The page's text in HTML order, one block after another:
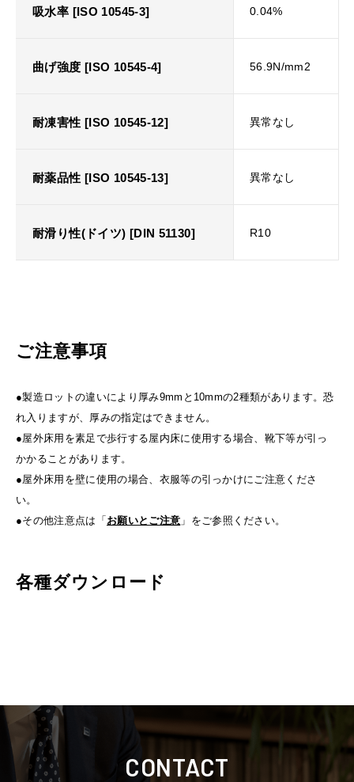
吸水率 [ISO 10545-3] 0.04%
曲げ強度 [ISO 10545-4] 56.9N/mm2
耐凍害性 [ISO 10545-12] 異常なし
耐薬品性 [ISO 10545-13] 異常なし
耐滑り性(ドイツ) [DIN 51130] R10
ご注意事項
●製造ロットの違いにより厚み9mmと10mmの2種類があります。恐
れ入りますが、厚みの指定はできません。
●屋外床用を素足で歩行する屋内床に使用する場合、靴下等が引っ
かかることがあります。
●屋外床用を壁に使用の場合、衣服等の引っかけにご注意くださ
い。
●その他注意点は「お願いとご注意 」をご参照ください。
各種ダウンロード
CONTACT